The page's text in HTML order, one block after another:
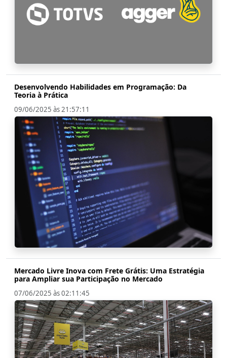
Desenvolvendo Habilidades em Programação: Da
Teoria à Prática
09/06/2025 às 21:57:11
Mercado Livre Inova com Frete Grátis: Uma Estratégia
para Ampliar sua Participação no Mercado
07/06/2025 às 02:11:45